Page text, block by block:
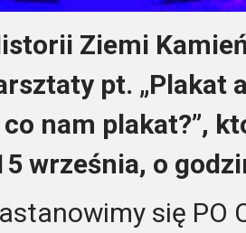
Ziemi
pt. „Plakat
nam plakat?”,
września, o
się PO